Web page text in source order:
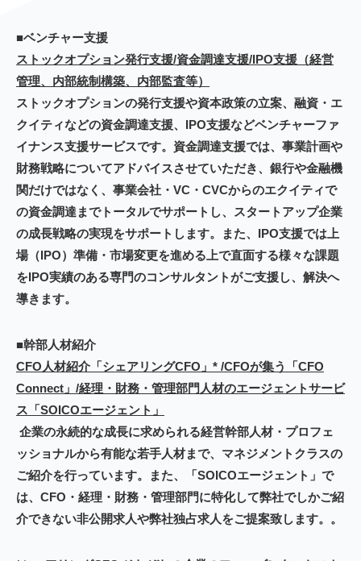
■ベンチャー支援
ストックオプション発行支援/資金調達支援/IPO支援（経営
管理、内部統制構築、内部監査等）
ストックオプションの発行支援や資本政策の立案、融資・エ
クイティなどの資金調達支援、IPO支援などベンチャーファ
イナンス支援サービスです。資金調達支援では、事業計画や
財務戦略についてアドバイスさせていただき、銀行や金融機
関だけではなく、事業会社・VC・CVCからのエクイティで
の資金調達までトータルでサポートし、スタートアップ企業
の成長戦略の実現をサポートします。また、IPO支援では上
場（IPO）準備・市場変更を進める上で直面する様々な課題
をIPO実績のある専門のコンサルタントがご支援し、解決へ
導きます。
■幹部人材紹介
CFO人材紹介「シェアリングCFO」* /CFOが集う「CFO
Connect」/経理・財務・管理部門人材のエージェントサービ
ス「SOICOエージェント」
企業の永続的な成長に求められる経営幹部人材・プロフェ
ッショナルから有能な若手人材まで、マネジメントクラスの
ご紹介を行っています。また、「SOICOエージェント」で
は、CFO・経理・財務・管理部門に特化して弊社でしかご紹
介できない非公開求人や弊社独占求人をご提案致します。 。